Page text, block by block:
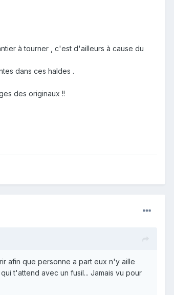
à tourner , c'est d'ailleurs à cause du
dans ces haldes .
des originaux !!
afin que personne a part eux n'y aille
t'attend avec un fusil... Jamais vu pour